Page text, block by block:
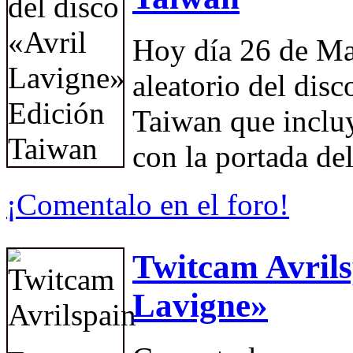
Hoy día 26 de
aleatorio del
Taiwan que
con la portada
¡Comentalo en el foro!
Twitcam
Lavigne»